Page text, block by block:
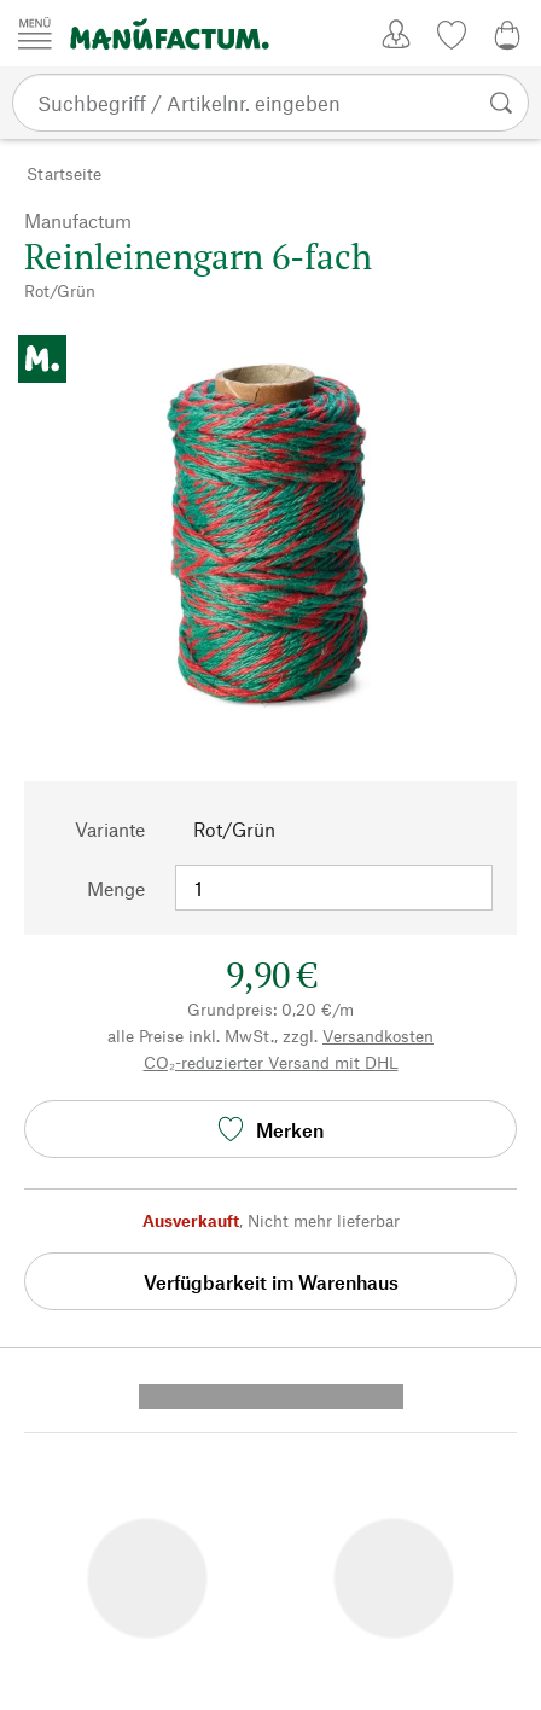
Zum Inhalt springen
Startseite
Manufactum
Reinleinengarn 6-fach
Rot/Grün
Variante Rot/Grün
Menge
9,90 €
Grundpreis: 0,20 €/m
alle Preise inkl. MwSt., zzgl. Versandkosten
CO₂-reduzierter Versand mit DHL
Merken
Ausverkauft, Nicht mehr lieferbar
Verfügbarkeit im Warenhaus